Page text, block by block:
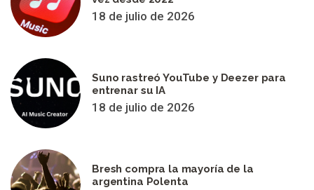
18 de julio de 2026
Suno rastreó YouTube y Deezer para
entrenar su IA
18 de julio de 2026
Bresh compra la mayoría de la
argentina Polenta